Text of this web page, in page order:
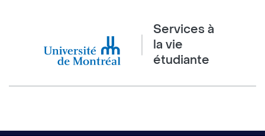
Services à
la vie
étudiante